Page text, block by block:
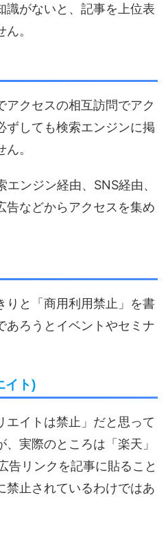
識がないと、記事を上位表
。
アクセスの相互訪問でアク
ずしても検索エンジンに掲
。
ンジン経由、SNS経由、
告などからアクセスを集め
りと「商用利用禁止」を書
あろうとイベントやセミナ
イト)
エイトは禁止」だと思って
実際のところは「楽天」
告リンクを記事に貼ること
禁止されているわけではあ